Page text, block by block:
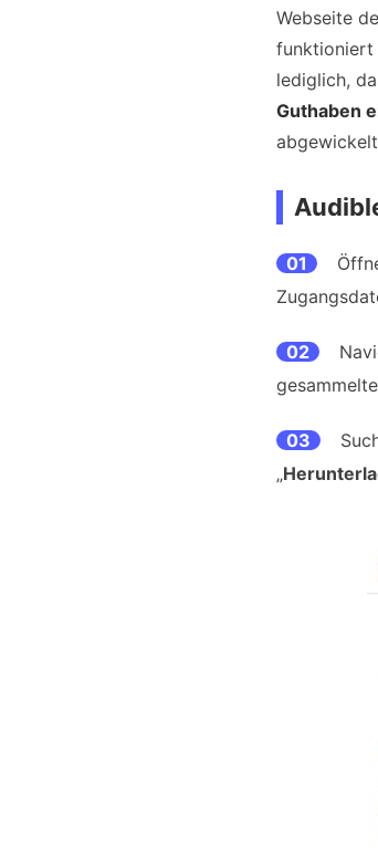
Webseite
funktioniert
lediglich,
Guthaben
01
02
03
„